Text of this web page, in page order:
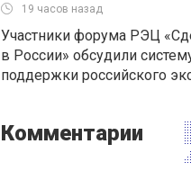
19 часов назад
Участники форума РЭЦ
в России» обсудили
поддержки российского
Комментарии